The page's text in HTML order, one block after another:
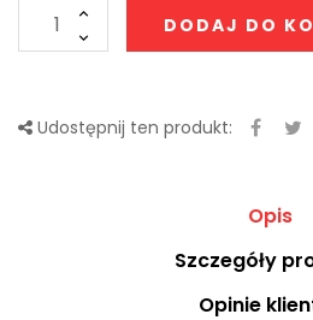
DODAJ DO
Udostępnij ten produkt:
Opis
Szczegóły
Opinie